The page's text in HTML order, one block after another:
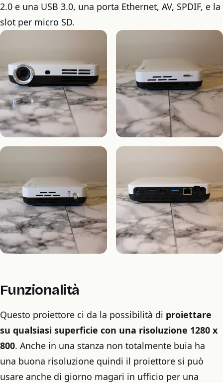
2.0 e una USB 3.0, una porta Ethernet, AV, SPDIF, e la
slot per micro SD.
Funzionalità
Questo proiettore ci da la possibilità di proiettare
su qualsiasi superficie con una risoluzione 1280 x
800. Anche in una stanza non totalmente buia ha
una buona risoluzione quindi il proiettore si può
usare anche di giorno magari in ufficio per una